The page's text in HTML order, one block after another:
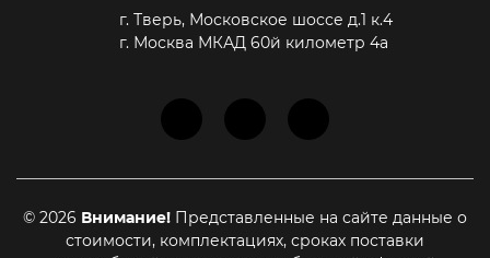
г. Тверь, Московское шоссе д.1 к.4
г. Москва МКАД 60й километр 4а
© 2026 Внимание! Представленные на сайте данные о
стоимости, комплектациях, сроках поставки